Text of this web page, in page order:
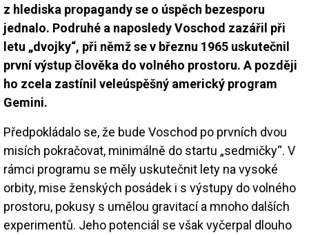
z hlediska propagandy se o úspěch bezesporu
jednalo. Podruhé a naposledy Voschod zazářil při
letu „dvojky“, při němž se v březnu 1965 uskutečnil
první výstup člověka do volného prostoru. A později
ho zcela zastínil veleúspěšný americký program
Gemini.
Předpokládalo se, že bude Voschod po prvních dvou
misích pokračovat, minimálně do startu „sedmičky“. V
rámci programu se měly uskutečnit lety na vysoké
orbity, mise ženských posádek i s výstupy do volného
prostoru, pokusy s umělou gravitací a mnoho dalších
experimentů. Jeho potenciál se však vyčerpal dlouho